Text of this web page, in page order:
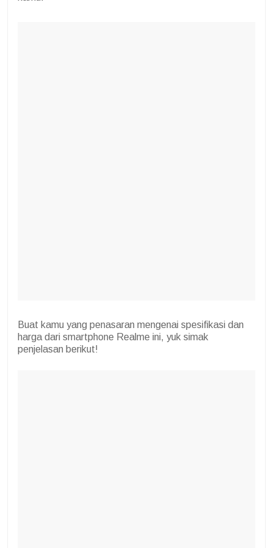
Buat kamu yang penasaran mengenai spesifikasi dan
harga dari smartphone Realme ini, yuk simak
penjelasan berikut!